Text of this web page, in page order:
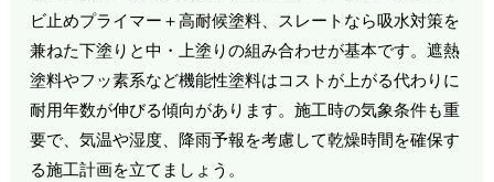
ビ止めプライマー＋高耐候塗料、スレートなら吸水対策を
兼ねた下塗りと中・上塗りの組み合わせが基本です。遮熱
塗料やフッ素系など機能性塗料はコストが上がる代わりに
耐用年数が伸びる傾向があります。施工時の気象条件も重
要で、気温や湿度、降雨予報を考慮して乾燥時間を確保す
る施工計画を立てましょう。